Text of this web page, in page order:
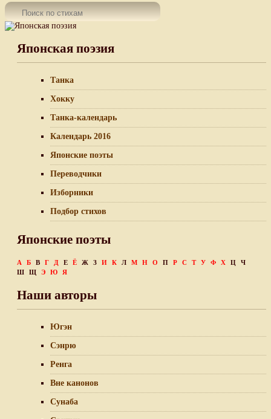
Японская поэзия
Танка
Хокку
Танка-календарь
Календарь 2016
Японские поэты
Переводчики
Изборники
Подбор стихов
Японские поэты
А Б В Г Д Е Ё Ж З И К Л М Н О П Р С Т У Ф Х Ц
Ч
Ш
Щ Э Ю Я
Наши авторы
Югэн
Сэнрю
Ренга
Вне канонов
Сунаба